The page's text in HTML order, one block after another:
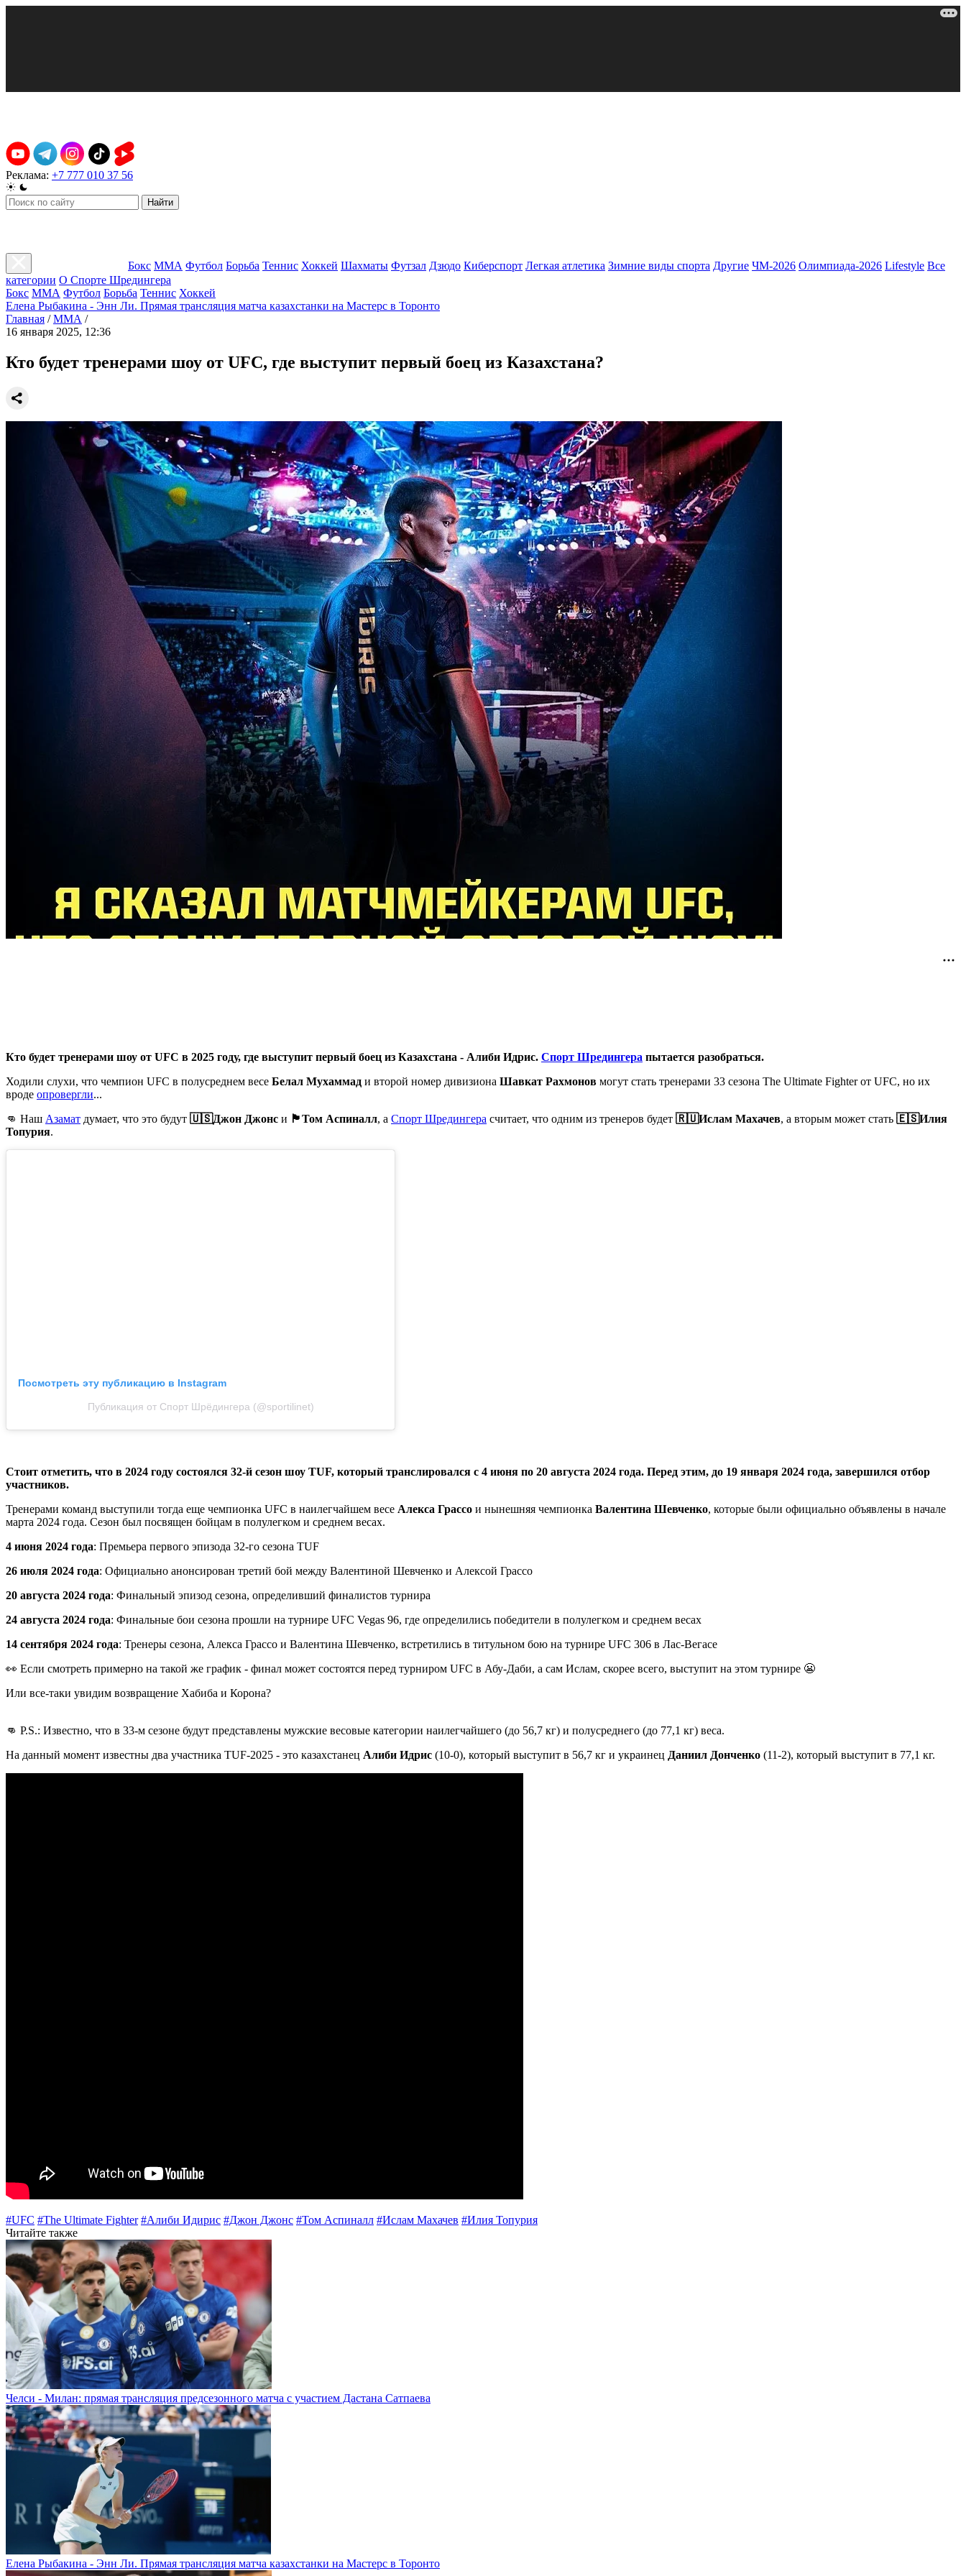
Реклама: +7 777 010 37 56
Найти
Бокс ММА Футбол Борьба Теннис Хоккей Шахматы Футзал Дзюдо Киберспорт Легкая атлетика Зимние виды спорта Другие ЧМ-2026 Олимпиада-2026 Lifestyle Все
категории О Спорте Шредингера
Бокс ММА Футбол Борьба Теннис Хоккей
Елена Рыбакина - Энн Ли. Прямая трансляция матча казахстанки на Мастерс в Торонто
Главная / ММА /
16 января 2025, 12:36
Кто будет тренерами шоу от UFC, где выступит первый боец из Казахстана?
Кто будет тренерами шоу от UFC в 2025 году, где выступит первый боец из Казахстана - Алиби Идрис. Спорт Шредингера пытается разобраться.
Ходили слухи, что чемпион UFC в полусреднем весе Белал Мухаммад и второй номер дивизиона Шавкат Рахмонов могут стать тренерами 33 сезона The Ultimate Fighter от UFC, но их
вроде опровергли...
👊 Наш Азамат думает, что это будут 🇺🇸Джон Джонс и 🏴󠁧󠁢󠁥󠁮󠁧󠁿Том Аспиналл, а Спорт Шредингера считает, что одним из тренеров будет 🇷🇺Ислам Махачев, а вторым может стать 🇪🇸Илия
Топурия.
Посмотреть эту публикацию в Instagram
Публикация от Спорт Шрёдингера (@sportilinet)
Стоит отметить, что в 2024 году состоялся 32-й сезон шоу TUF, который транслировался с 4 июня по 20 августа 2024 года. Перед этим, до 19 января 2024 года, завершился отбор
участников.
Тренерами команд выступили тогда еще чемпионка UFC в наилегчайшем весе Алекса Грассо и нынешняя чемпионка Валентина Шевченко, которые были официально объявлены в начале
марта 2024 года. Сезон был посвящен бойцам в полулегком и среднем весах.
4 июня 2024 года: Премьера первого эпизода 32-го сезона TUF
26 июля 2024 года: Официально анонсирован третий бой между Валентиной Шевченко и Алексой Грассо
20 августа 2024 года: Финальный эпизод сезона, определивший финалистов турнира
24 августа 2024 года: Финальные бои сезона прошли на турнире UFC Vegas 96, где определились победители в полулегком и среднем весах
14 сентября 2024 года: Тренеры сезона, Алекса Грассо и Валентина Шевченко, встретились в титульном бою на турнире UFC 306 в Лас-Вегасе
👀 Если смотреть примерно на такой же график - финал может состоятся перед турниром UFC в Абу-Даби, а сам Ислам, скорее всего, выступит на этом турнире 😬
Или все-таки увидим возвращение Хабиба и Корона?
👊 P.S.: Известно, что в 33-м сезоне будут представлены мужские весовые категории наилегчайшего (до 56,7 кг) и полусреднего (до 77,1 кг) веса.
На данный момент известны два участника TUF-2025 - это казахстанец Алиби Идрис (10-0), который выступит в 56,7 кг и украинец Даниил Донченко (11-2), который выступит в 77,1 кг.
#UFC #The Ultimate Fighter #Алиби Идирис #Джон Джонс #Том Аспиналл #Ислам Махачев #Илия Топурия
Читайте также
Челси - Милан: прямая трансляция предсезонного матча с участием Дастана Сатпаева
Елена Рыбакина - Энн Ли. Прямая трансляция матча казахстанки на Мастерс в Торонто